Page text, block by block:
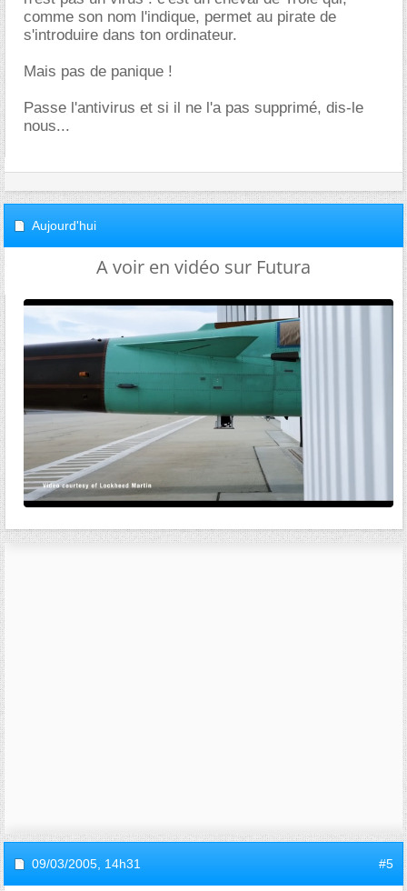
comme son nom l'indique, permet au pirate de
s'introduire dans ton ordinateur.
Mais pas de panique !
Passe l'antivirus et si il ne l'a pas supprimé, dis-le
nous...
Aujourd'hui
A voir en vidéo sur Futura
09/03/2005, 14h31 #5